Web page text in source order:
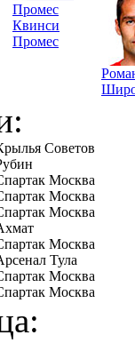
Квинси
Промес
Советов
Москва
Москва
Москва
Москва
Тула
Москва
Москва